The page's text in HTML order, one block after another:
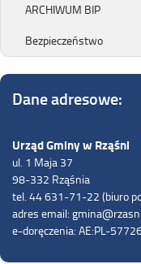
ARCHIWUM BIP
Bezpieczeństwo
Dane adresowe:
Urząd Gminy w Rząśni
ul. 1 Maja 37
98-332 Rząśnia
tel. 44 631-71-22 (biuro
adres email:
e-doręczenia: AE:PL-